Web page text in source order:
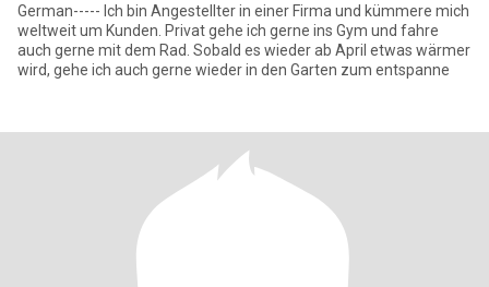
German----- Ich bin Angestellter in einer Firma und kümmere mich
weltweit um Kunden. Privat gehe ich gerne ins Gym und fahre
auch gerne mit dem Rad. Sobald es wieder ab April etwas wärmer
wird, gehe ich auch gerne wieder in den Garten zum entspanne